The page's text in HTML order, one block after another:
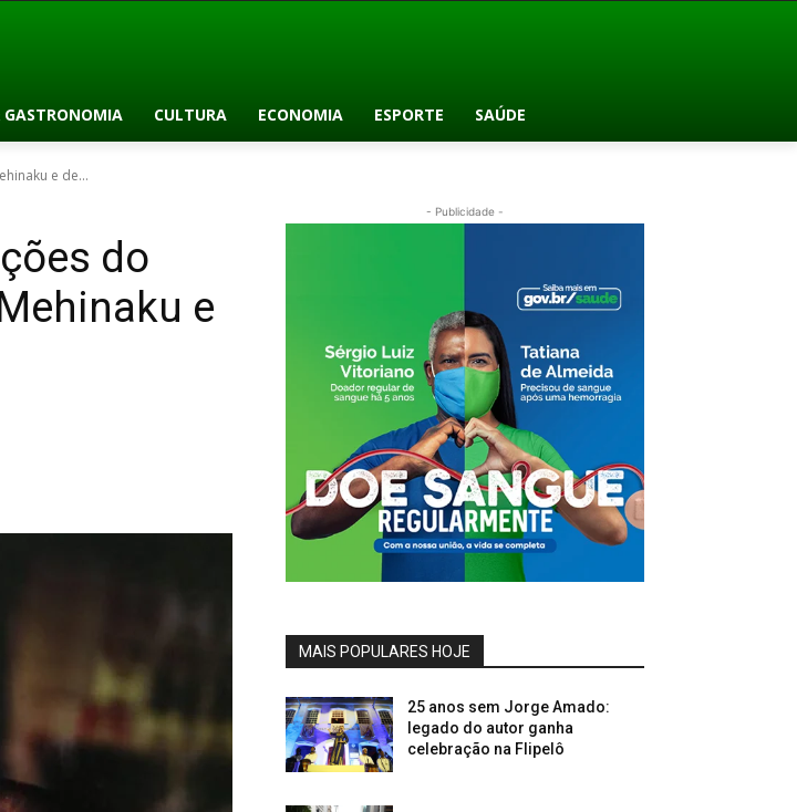
CULTURA ECONOMIA ESPORTE SAÚDE
e de...
do
e
- Publicidade -
MAIS POPULARES HOJE
25 anos sem Jorge Amado:
legado do autor ganha
celebração na Flipelô